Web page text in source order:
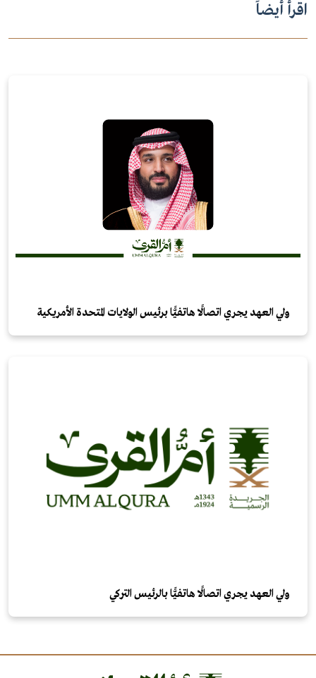
اقرأ أيضاً
ولي العهد يجري اتصالًا هاتفيًّا برئيس الولايات المتحدة الأمريكية
ولي العهد يجري اتصالًا هاتفيًّا بالرئيس التركي